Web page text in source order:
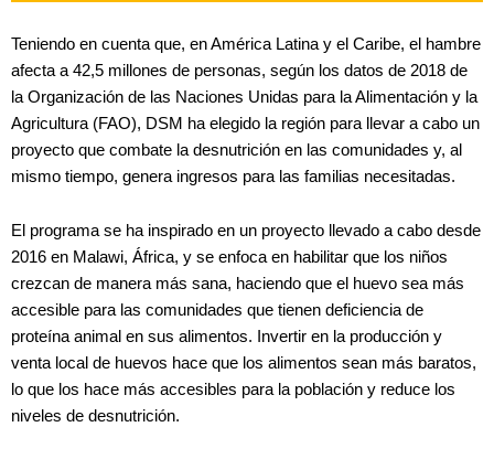
Teniendo en cuenta que, en América Latina y el Caribe, el hambre
afecta a 42,5 millones de personas, según los datos de 2018 de
la Organización de las Naciones Unidas para la Alimentación y la
Agricultura (FAO), DSM ha elegido la región para llevar a cabo un
proyecto que combate la desnutrición en las comunidades y, al
mismo tiempo, genera ingresos para las familias necesitadas.
El programa se ha inspirado en un proyecto llevado a cabo desde
2016 en Malawi, África, y se enfoca en habilitar que los niños
crezcan de manera más sana, haciendo que el huevo sea más
accesible para las comunidades que tienen deficiencia de
proteína animal en sus alimentos. Invertir en la producción y
venta local de huevos hace que los alimentos sean más baratos,
lo que los hace más accesibles para la población y reduce los
niveles de desnutrición.